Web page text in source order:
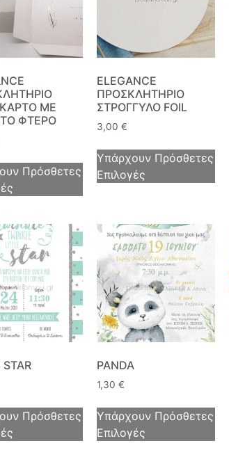
ΜΕ
ΦΤΕΡΟ
Πρόσθετες
ELEGANCE
ΠΡΟΣΚΛΗΤΗΡΙΟ
ΣΤΡΟΓΓΥΛΟ FOIL
3,00€
Υπάρχουν Πρόσθετες
Επιλογές
STAR
Πρόσθετες
PANDA
1,30€
Υπάρχουν Πρόσθετες
Επιλογές